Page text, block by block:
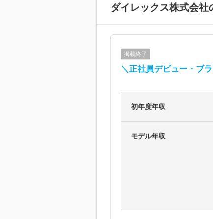
ダイレックス株式会社
掲載終了
＼正社員デビュー・ブ
初年度年収
モデル年収